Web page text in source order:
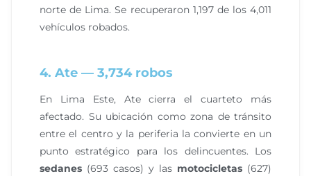
norte de Lima. Se recuperaron 1,197 de los 4,011
vehículos robados.
4. Ate — 3,734 robos
En Lima Este, Ate cierra el cuarteto más
afectado. Su ubicación como zona de tránsito
entre el centro y la periferia la convierte en un
punto estratégico para los delincuentes. Los
sedanes (693 casos) y las motocicletas (627)